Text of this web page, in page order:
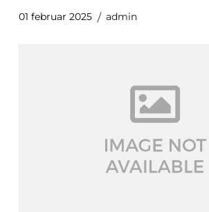
01 februar 2025 admin